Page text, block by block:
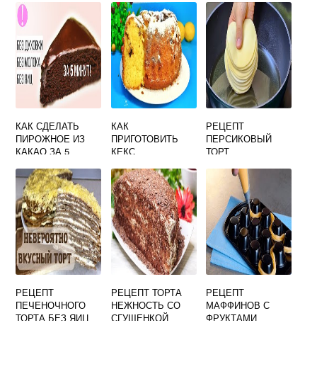
КАК СДЕЛАТЬ
ПИРОЖНОЕ ИЗ
КАКАО ЗА 5
КАК
ПРИГОТОВИТЬ
КЕКС
РЕЦЕПТ
РЕЦЕПТ
ПЕРСИКОВЫЙ
ТОРТ
РЕЦЕПТ
ПЕЧЕНОЧНОГО
ТОРТА БЕЗ ЯИЦ
РЕЦЕПТ ТОРТА
НЕЖНОСТЬ СО
СГУЩЕНКОЙ
РЕЦЕПТ
МАФФИНОВ С
ФРУКТАМИ